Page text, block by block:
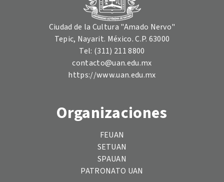
Ciudad de la Cultura "Amado Nervo"
Tepic, Nayarit. México. C.P. 63000
Tel: (311) 211 8800
contacto@uan.edu.mx
https://www.uan.edu.mx
Organizaciones
FEUAN
SETUAN
SPAUAN
PATRONATO UAN